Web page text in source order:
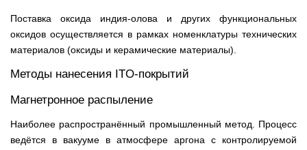
Поставка оксида индия-олова и других функциональных
оксидов осуществляется в рамках номенклатуры технических
материалов (оксиды и керамические материалы).
Методы нанесения ITO-покрытий
Магнетронное распыление
Наиболее распространённый промышленный метод. Процесс
ведётся в вакууме в атмосфере аргона с контролируемой